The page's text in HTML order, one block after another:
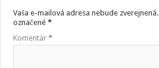
Vaša e-mailová adresa nebude zverejnená.
označené*
Komentár*